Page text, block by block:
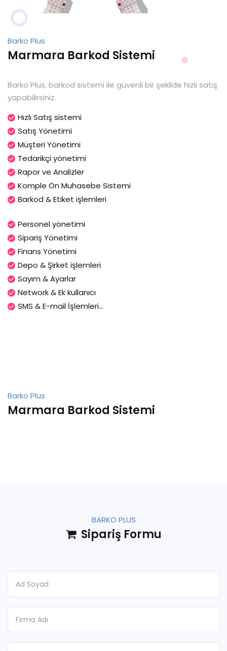
Barko Plus
Marmara Barkod Sistemi
Barko Plus, barkod sistemi ile güvenli bir şekilde hızlı satış
yapabilirsiniz.
Hızlı Satış sistemi
Satış Yönetimi
Müşteri Yönetimi
Tedarikçi yönetimi
Rapor ve Analizler
Komple Ön Muhasebe Sistemi
Barkod & Etiket işlemleri
Personel yönetimi
Sipariş Yönetimi
Finans Yönetimi
Depo & Şirket işlemleri
Sayım & Ayarlar
Network & Ek kullanıcı
SMS & E-mail İşlemleri...
Barko Plus
Marmara Barkod Sistemi
BARKO PLUS
Sipariş Formu